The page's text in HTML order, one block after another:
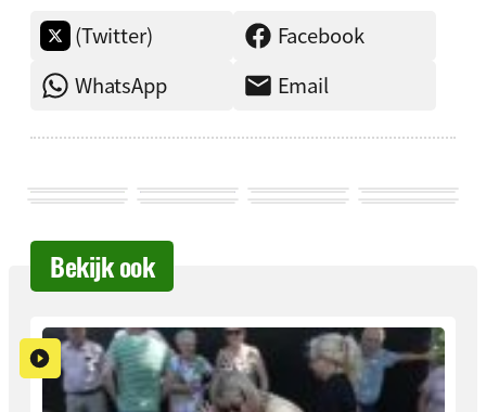
(Twitter)
Facebook
WhatsApp
Email
Bekijk ook